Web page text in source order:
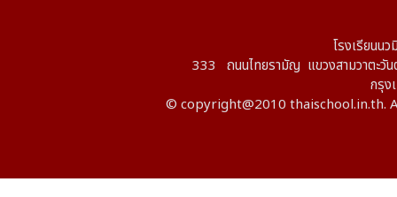
โรงเรียนน
333 ถนนไทยรามัญ แขวงสามวาตะวันต
กรุง
© copyright@2010 thaischool.in.th.